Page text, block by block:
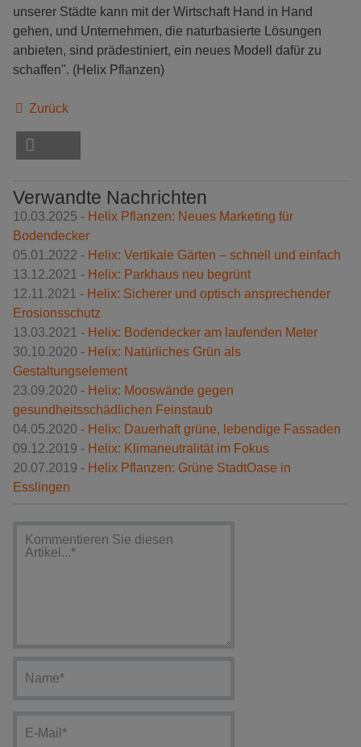
unserer Städte kann mit der Wirtschaft Hand in Hand
gehen, und Unternehmen, die naturbasierte Lösungen
anbieten, sind prädestiniert, ein neues Modell dafür zu
schaffen". (Helix Pflanzen)
Zurück
Verwandte Nachrichten
10.03.2025 - Helix Pflanzen: Neues Marketing für
Bodendecker
05.01.2022 - Helix: Vertikale Gärten – schnell und einfach
13.12.2021 - Helix: Parkhaus neu begrünt
12.11.2021 - Helix: Sicherer und optisch ansprechender
Erosionsschutz
13.03.2021 - Helix: Bodendecker am laufenden Meter
30.10.2020 - Helix: Natürliches Grün als
Gestaltungselement
23.09.2020 - Helix: Mooswände gegen
gesundheitsschädlichen Feinstaub
04.05.2020 - Helix: Dauerhaft grüne, lebendige Fassaden
09.12.2019 - Helix: Klimaneutralität im Fokus
20.07.2019 - Helix Pflanzen: Grüne StadtOase in
Esslingen